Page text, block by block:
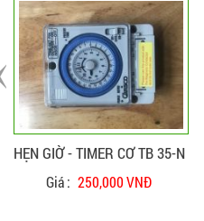
CHI TIẾT
HẸN GIỜ - TIMER CƠ TB 35-N
Giá : 250,000 VNĐ
ĐẶT HÀNG